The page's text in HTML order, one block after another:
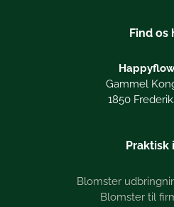
Find os
Gammel
1850
Praktisk
Blomster
Blomster til